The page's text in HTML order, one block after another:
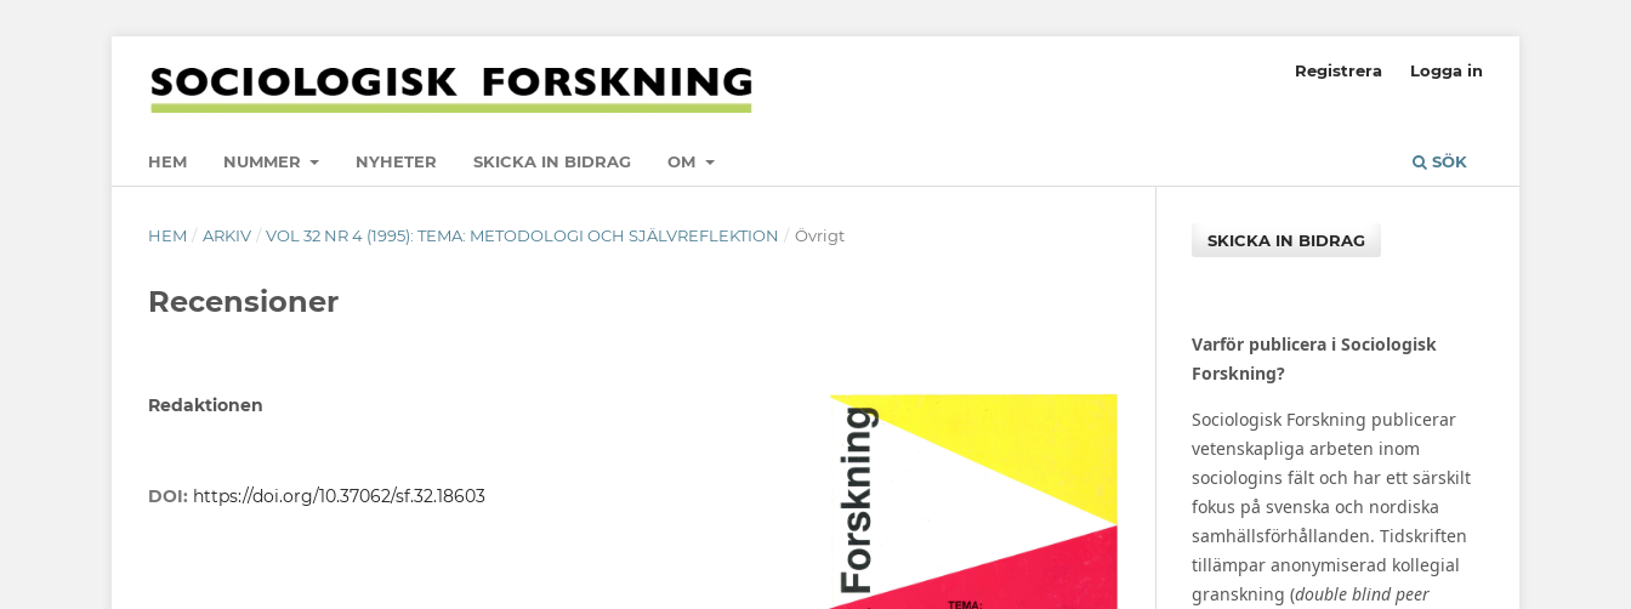
HEM NUMMER NYHETER SKICKA IN BIDRAG OM SÖK
Registrera Logga in
HEM / ARKIV / VOL 32 NR 4 (1995): TEMA: METODOLOGI OCH SJÄLVREFLEKTION / Övrigt
Recensioner
Redaktionen
DOI: https://doi.org/10.37062/sf.32.18603
SKICKA IN BIDRAG
Varför publicera i Sociologisk
Forskning?
Sociologisk Forskning publicerar
vetenskapliga arbeten inom
sociologins fält och har ett särskilt
fokus på svenska och nordiska
samhällsförhållanden. Tidskriften
tillämpar anonymiserad kollegial
granskning (double blind peer